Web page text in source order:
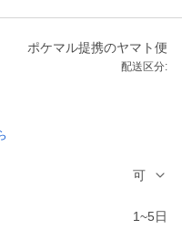
ポケマル提携のヤマト便
配送区分:
可
1~5日